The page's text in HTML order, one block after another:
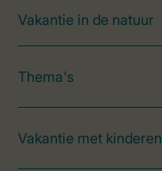
Vakantie in de natuur
Thema's
Vakantie met kinderen